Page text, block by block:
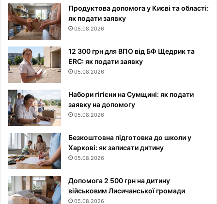
Продуктова допомога у Києві та області:
як подати заявку
05.08.2026
12 300 грн для ВПО від БФ Щедрик та
ERC: як подати заявку
05.08.2026
Набори гігієни на Сумщині: як подати
заявку на допомогу
05.08.2026
Безкоштовна підготовка до школи у
Харкові: як записати дитину
05.08.2026
Допомога 2 500 грн на дитину
військовим Лисичанської громади
05.08.2026